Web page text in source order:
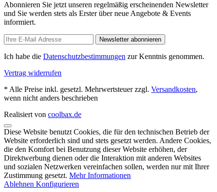
Abonnieren Sie jetzt unseren regelmäßig erscheinenden Newsletter
und Sie werden stets als Erster über neue Angebote & Events
informiert.
Newsletter abonnieren
Ich habe die Datenschutzbestimmungen zur Kenntnis genommen.
Vertrag widerrufen
* Alle Preise inkl. gesetzl. Mehrwertsteuer zzgl. Versandkosten,
wenn nicht anders beschrieben
Realisiert von coolbax.de
Diese Website benutzt Cookies, die für den technischen Betrieb der
Website erforderlich sind und stets gesetzt werden. Andere Cookies,
die den Komfort bei Benutzung dieser Website erhöhen, der
Direktwerbung dienen oder die Interaktion mit anderen Websites
und sozialen Netzwerken vereinfachen sollen, werden nur mit Ihrer
Zustimmung gesetzt. Mehr Informationen
Ablehnen Konfigurieren